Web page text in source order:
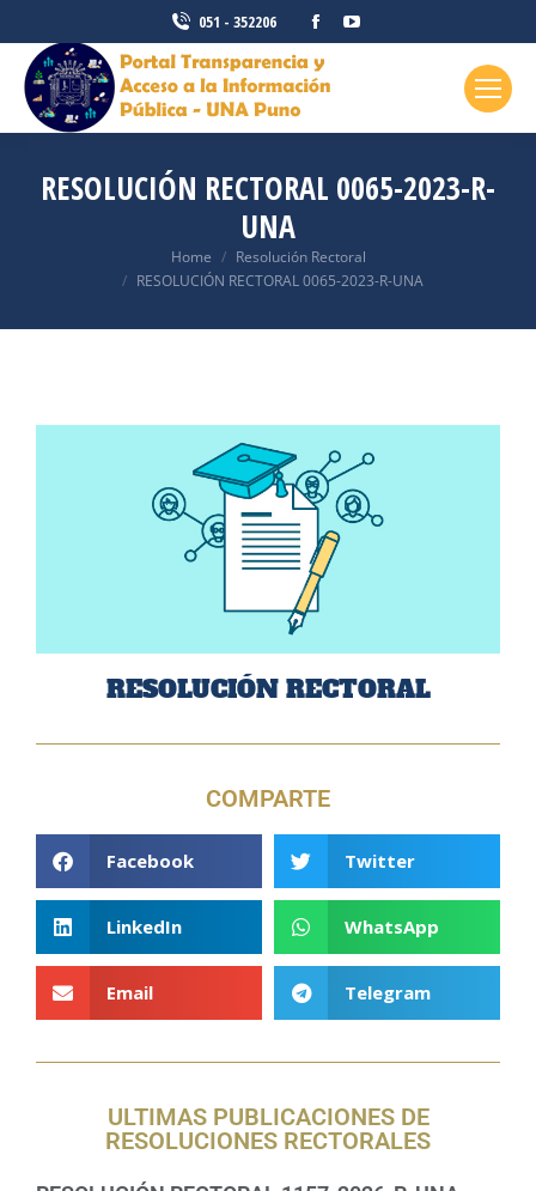
051 - 352206
RESOLUCIÓN RECTORAL 0065-2023-R-
UNA
Home
Resolución Rectoral
RESOLUCIÓN RECTORAL 0065-2023-R-UNA
RESOLUCIÓN RECTORAL
COMPARTE
Facebook Twitter
LinkedIn WhatsApp
Email Telegram
ULTIMAS PUBLICACIONES DE
RESOLUCIONES RECTORALES